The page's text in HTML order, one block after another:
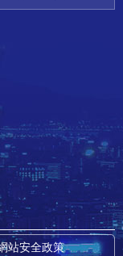
站安全政策